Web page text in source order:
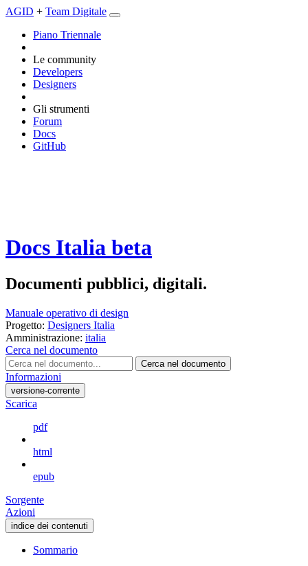
AGID + Team Digitale
Piano Triennale
Le community
Developers
Designers
Gli strumenti
Forum
Docs
GitHub
Docs Italia beta
Documenti pubblici, digitali.
Manuale operativo di design
Progetto: Designers Italia
Amministrazione: italia
Cerca nel documento
Cerca nel documento
Informazioni
versione-corrente
Scarica
pdf
html
epub
Sorgente
Azioni
indice dei contenuti
Sommario